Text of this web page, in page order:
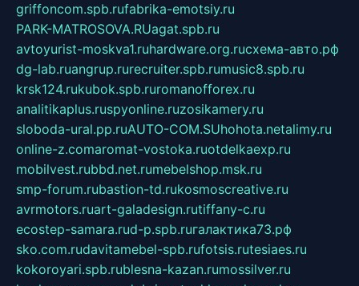
griffoncom.spb.rufabrika-emotsiy.ru
PARK-MATROSOVA.RUagat.spb.ru
avtoyurist-moskva1.ruhardware.org.ruсхема-авто.рф
dg-lab.ruangrup.rurecruiter.spb.rumusic8.spb.ru
krsk124.rukubok.spb.ruromanofforex.ru
analitikaplus.ruspyonline.ruzosikamery.ru
sloboda-ural.pp.ruAUTO-COM.SUhohota.netalimy.ru
online-z.comaromat-vostoka.ruotdelkaexp.ru
mobilvest.rubbd.net.rumebelshop.msk.ru
smp-forum.rubastion-td.rukosmoscreative.ru
avrmotors.ruart-galadesign.rutiffany-c.ru
ecostep-samara.rud-p.spb.ruгалактика73.рф
sko.com.rudavitamebel-spb.rufotsis.rutesiaes.ru
kokoroyari.spb.rublesna-kazan.rumossilver.ru